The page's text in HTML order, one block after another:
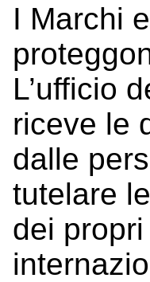
I Marchi
L’ufficio
riceve le
dalle
tutelare
dei